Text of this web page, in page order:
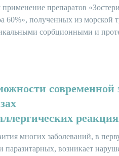
применение препаратов
60%», полученных из морской
сорбционными и
современной
многих заболеваний, в
возникает